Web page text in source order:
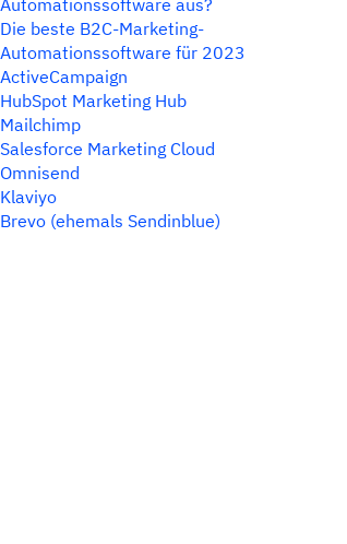
Automationssoftware aus?
Die beste B2C-Marketing-
Automationssoftware für 2023
ActiveCampaign
HubSpot Marketing Hub
Mailchimp
Salesforce Marketing Cloud
Omnisend
Klaviyo
Brevo (ehemals Sendinblue)